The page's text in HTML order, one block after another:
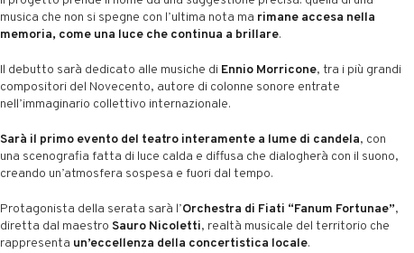
musica che non si spegne con l’ultima nota ma rimane accesa nella
memoria, come una luce che continua a brillare.
Il debutto sarà dedicato alle musiche di Ennio Morricone, tra i più grandi
compositori del Novecento, autore di colonne sonore entrate
nell’immaginario collettivo internazionale.
Sarà il primo evento del teatro interamente a lume di candela, con
una scenografia fatta di luce calda e diffusa che dialogherà con il suono,
creando un’atmosfera sospesa e fuori dal tempo.
Protagonista della serata sarà l’Orchestra di Fiati “Fanum Fortunae”,
diretta dal maestro Sauro Nicoletti, realtà musicale del territorio che
rappresenta un’eccellenza della concertistica locale.